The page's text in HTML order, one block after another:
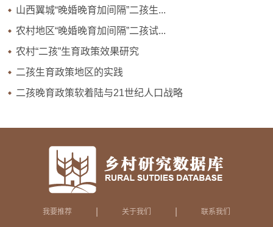
山西翼城“晚婚晚育加间隔”二孩生...
农村地区“晚婚晚育加间隔”二孩试...
农村“二孩”生育政策效果研究
二孩生育政策地区的实践
二孩晚育政策软着陆与21世纪人口战略
我要推荐 关于我们 联系我们